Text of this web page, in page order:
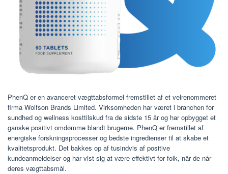
PhenQ er en avanceret vægttabsformel fremstillet af et velrenommeret
firma Wolfson Brands Limited. Virksomheden har været i branchen for
sundhed og wellness kosttilskud fra de sidste 15 år og har opbygget et
ganske positivt omdømme blandt brugerne. PhenQ er fremstillet af
energiske forskningsprocesser og bedste ingredienser til at skabe et
kvalitetsprodukt. Det bakkes op af tusindvis af positive
kundeanmeldelser og har vist sig at være effektivt for folk, når de når
deres vægttabsmål.